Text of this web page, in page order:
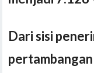
Dari sisi